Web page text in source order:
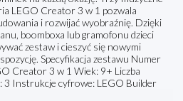
LEGO Creator 3 w 1 pozwala
i rozwijać wyobraźnię. Dzięki
boomboxa lub gramofonu dzieci
zestaw i cieszyć się nowymi
Specyfikacja zestawu Numer
Creator 3 w 1 Wiek: 9+ Liczba
3 Instrukcje cyfrowe: LEGO Builder